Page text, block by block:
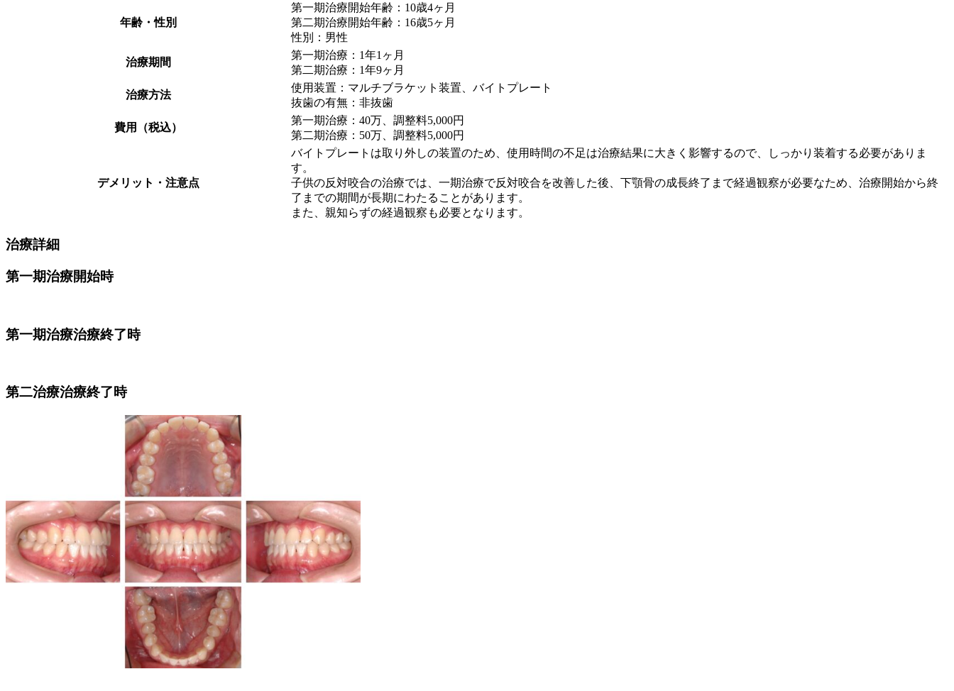
年齢・性別
第一期治療開始年齢：10歳4ヶ月
第二期治療開始年齢：16歳5ヶ月
性別：男性
治療期間
第一期治療：1年1ヶ月
第二期治療：1年9ヶ月
治療方法
使用装置：マルチブラケット装置、バイトプレート
抜歯の有無：非抜歯
費用（税込）
第一期治療：40万、調整料5,000円
第二期治療：50万、調整料5,000円
デメリット・注意点
バイトプレートは取り外しの装置のため、使用時間の不足は治療結果に大きく影響するので、しっかり装着する必要がありま
す。
子供の反対咬合の治療では、一期治療で反対咬合を改善した後、下顎骨の成長終了まで経過観察が必要なため、治療開始から終
了までの期間が長期にわたることがあります。
また、親知らずの経過観察も必要となります。
治療詳細
第一期治療開始時
第一期治療治療終了時
第二治療治療終了時